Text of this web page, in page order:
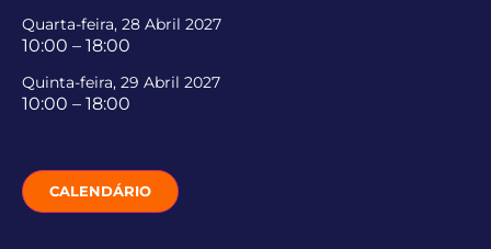
Quarta-feira, 28 Abril 2027
10:00 – 18:00
Quinta-feira, 29 Abril 2027
10:00 – 18:00
CALENDÁRIO